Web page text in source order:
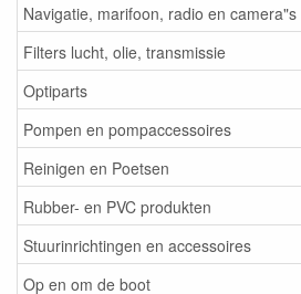
Navigatie, marifoon, radio en camera"s
Filters lucht, olie, transmissie
Optiparts
Pompen en pompaccessoires
Reinigen en Poetsen
Rubber- en PVC produkten
Stuurinrichtingen en accessoires
Op en om de boot